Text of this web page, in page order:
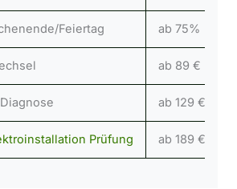
Feiertag ab 75%
ab 89 €
ab 129 €
Prüfung ab 189 €